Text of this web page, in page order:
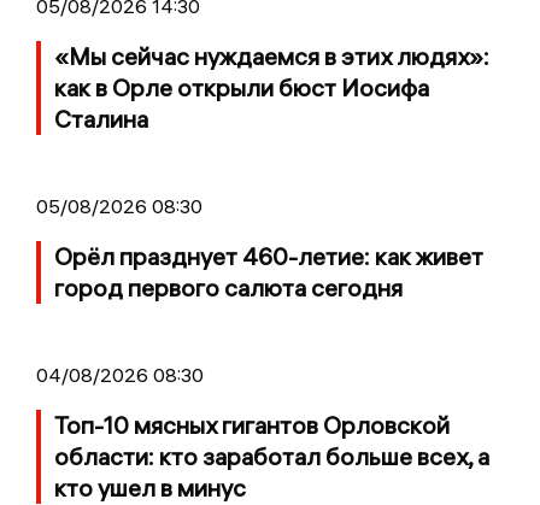
05/08/2026 14:30
«Мы сейчас нуждаемся в этих людях»:
как в Орле открыли бюст Иосифа
Сталина
05/08/2026 08:30
Орёл празднует 460-летие: как живет
город первого салюта сегодня
04/08/2026 08:30
Топ-10 мясных гигантов Орловской
области: кто заработал больше всех, а
кто ушел в минус